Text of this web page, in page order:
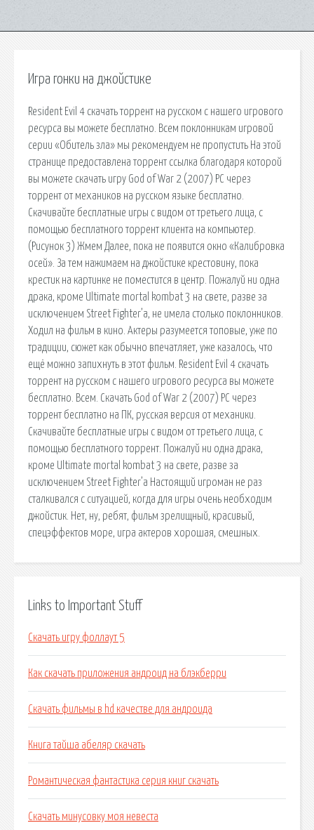
Игра гонки на джойстике
Resident Evil 4 скачать торрент на русском с нашего игрового
ресурса вы можете бесплатно. Всем поклонникам игровой
серии «Обитель зла» мы рекомендуем не пропустить На этой
странице предоставлена торрент ссылка благодаря которой
вы можете скачать игру God of War 2 (2007) PC через
торрент от механиков на русском языке бесплатно.
Скачивайте бесплатные игры с видом от третьего лица, с
помощью бесплатного торрент клиента на компьютер.
(Рисунок 3) Жмем Далее, пока не появится окно «Калибровка
осей». За тем нажимаем на джойстике крестовину, пока
крестик на картинке не поместится в центр. Пожалуй ни одна
драка, кроме Ultimate mortal kombat 3 на свете, разве за
исключением Street Fighter’a, не имела столько поклонников.
Ходил на фильм в кино. Актеры разумеется топовые, уже по
традиции, сюжет как обычно впечатляет, уже казалось, что
ещё можно запихнуть в этот фильм. Resident Evil 4 скачать
торрент на русском с нашего игрового ресурса вы можете
бесплатно. Всем. Скачать God of War 2 (2007) PC через
торрент бесплатно на ПК, русская версия от механики.
Скачивайте бесплатные игры с видом от третьего лица, с
помощью бесплатного торрент. Пожалуй ни одна драка,
кроме Ultimate mortal kombat 3 на свете, разве за
исключением Street Fighter’a Настоящий игроман не раз
сталкивался с ситуацией, когда для игры очень необходим
джойстик. Нет, ну, ребят, фильм зрелищный, красивый,
спецэффектов море, игра актеров хорошая, смешных.
Links to Important Stuff
Скачать игру фоллаут 5
Как скачать приложения андроид на блэкберри
Скачать фильмы в hd качестве для андроида
Книга тайша абеляр скачать
Романтическая фантастика серия книг скачать
Скачать минусовку моя невеста